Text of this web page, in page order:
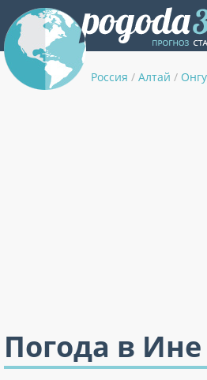
Россия / Алтай /
Погода в